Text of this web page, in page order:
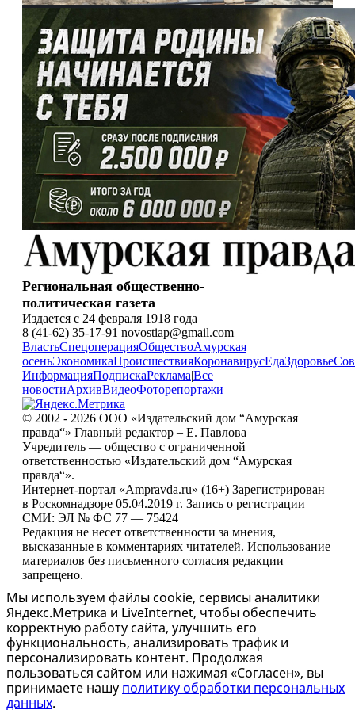
Региональная общественно-
политическая газета
Издается с 24 февраля 1918 года
8 (41-62) 35-17-91 novostiap@gmail.com
ВластьСпецоперацияОбществоАмурская
осеньЭкономикаПроисшествияКоронавирусЕдаЗдоровье
ИнформацияПодпискаРеклама|Все
новостиАрхивВидеоФоторепортажи
© 2002 - 2026 ООО «Издательский дом “Амурская
правда“» Главный редактор – Е. Павлова
Учредитель — общество с ограниченной
ответственностью «Издательский дом “Амурская
правда“».
Интернет-портал «Ampravda.ru» (16+) Зарегистрирован
в Роскомнадзоре 05.04.2019 г. Запись о регистрации
СМИ: ЭЛ № ФС 77 — 75424
Редакция не несет ответственности за мнения,
высказанные в комментариях читателей. Использование
материалов без письменного согласия редакции
запрещено.
Мы используем файлы cookie, сервисы аналитики
Яндекс.Метрика и LiveInternet, чтобы обеспечить
корректную работу сайта, улучшить его
функциональность, анализировать трафик и
персонализировать контент. Продолжая
пользоваться сайтом или нажимая «Согласен», вы
принимаете нашу политику обработки персональных
данных.